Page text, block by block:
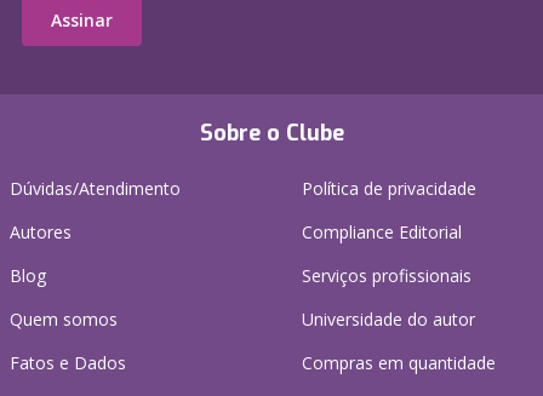
Sobre o Clube
Dúvidas/Atendimento
Autores
Blog
Quem somos
Fatos e Dados
Política de privacidade
Compliance Editorial
Serviços profissionais
Universidade do autor
Compras em quantidade
Assinar